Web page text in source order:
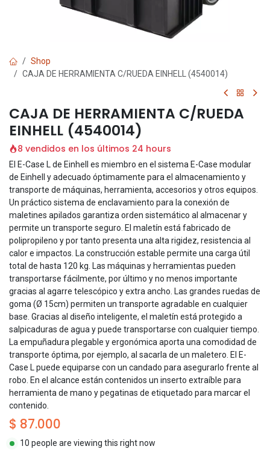
Shop
CAJA DE HERRAMIENTA C/RUEDA EINHELL (4540014)
CAJA DE HERRAMIENTA C/RUEDA
EINHELL (4540014)
8 vendidos en los últimos 24 hours
El E-Case L de Einhell es miembro en el sistema E-Case modular
de Einhell y adecuado óptimamente para el almacenamiento y
transporte de máquinas, herramienta, accesorios y otros equipos.
Un práctico sistema de enclavamiento para la conexión de
maletines apilados garantiza orden sistemático al almacenar y
permite un transporte seguro. El maletín está fabricado de
polipropileno y por tanto presenta una alta rigidez, resistencia al
calor e impactos. La construcción estable permite una carga útil
total de hasta 120 kg. Las máquinas y herramientas pueden
transportarse fácilmente, por último y no menos importante
gracias al agarre telescópico y extra ancho. Las grandes ruedas de
goma (Ø 15cm) permiten un transporte agradable en cualquier
base. Gracias al diseño inteligente, el maletín está protegido a
salpicaduras de agua y puede transportarse con cualquier tiempo.
La empuñadura plegable y ergonómica aporta una comodidad de
transporte óptima, por ejemplo, al sacarla de un maletero. El E-
Case L puede equiparse con un candado para asegurarlo frente al
robo. En el alcance están contenidos un inserto extraíble para
herramienta de mano y pegatinas de etiquetado para marcar el
contenido.
$ 87.000
10 people are viewing this right now